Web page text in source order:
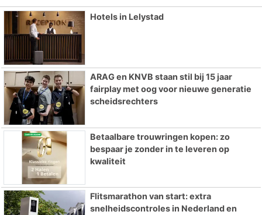
Hotels in Lelystad
ARAG en KNVB staan stil bij 15 jaar
fairplay met oog voor nieuwe generatie
scheidsrechters
Betaalbare trouwringen kopen: zo
bespaar je zonder in te leveren op
kwaliteit
Flitsmarathon van start: extra
snelheidscontroles in Nederland en